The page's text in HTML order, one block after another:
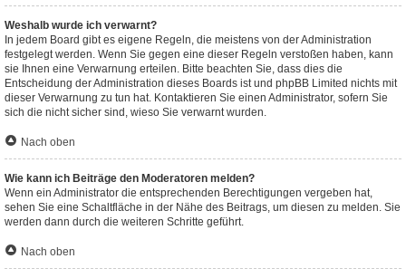
Weshalb wurde ich verwarnt?
In jedem Board gibt es eigene Regeln, die meistens von der Administration
festgelegt werden. Wenn Sie gegen eine dieser Regeln verstoßen haben, kann
sie Ihnen eine Verwarnung erteilen. Bitte beachten Sie, dass dies die
Entscheidung der Administration dieses Boards ist und phpBB Limited nichts mit
dieser Verwarnung zu tun hat. Kontaktieren Sie einen Administrator, sofern Sie
sich die nicht sicher sind, wieso Sie verwarnt wurden.
Nach oben
Wie kann ich Beiträge den Moderatoren melden?
Wenn ein Administrator die entsprechenden Berechtigungen vergeben hat,
sehen Sie eine Schaltfläche in der Nähe des Beitrags, um diesen zu melden. Sie
werden dann durch die weiteren Schritte geführt.
Nach oben